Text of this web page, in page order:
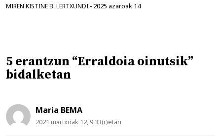
MIREN KISTINE B. LERTXUNDI - 2025 azaroak 14
5 erantzun “Erraldoia oinutsik”
bidalketan
Maria BEMA
2021 martxoak 12, 9:33(r)etan